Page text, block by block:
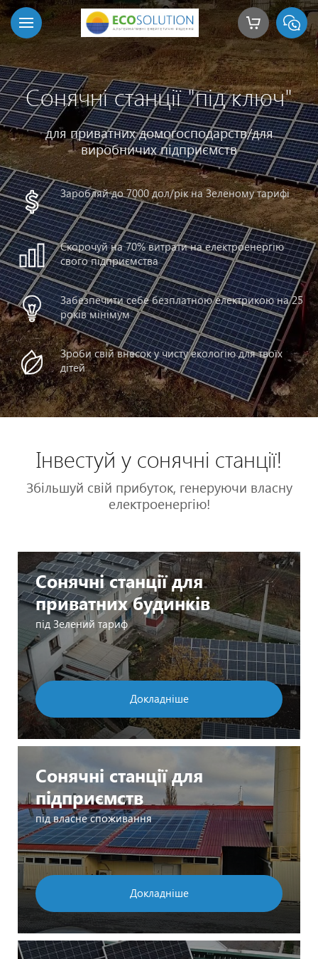
Сонячні станції "під ключ"
для приватних домогосподарств/для
виробничих підприємств
Заробляй до 7000 дол/рік на Зеленому тарифі
Скорочуй на 70% витрати на електроенергію
свого підприємства
Забезпечити себе безплатною електрикою на 25
років мінімум
Зроби свій внесок у чисту екологію для твоїх
дітей
Інвестуй у сонячні станції!
Збільшуй свій прибуток, генеруючи власну
електроенергію!
Сонячні станції для
приватних будинків
під Зелений тариф
Докладніше
Сонячні станції для
підприємств
під власне споживання
Докладніше